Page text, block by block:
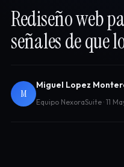
Rediseño web
señales de que
M
Miguel Lopez
Equipo NexoraSuite · 11